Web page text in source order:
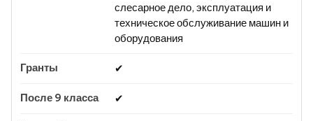
слесарное дело, эксплуатация и
техническое обслуживание машин и
оборудования
✔
✔